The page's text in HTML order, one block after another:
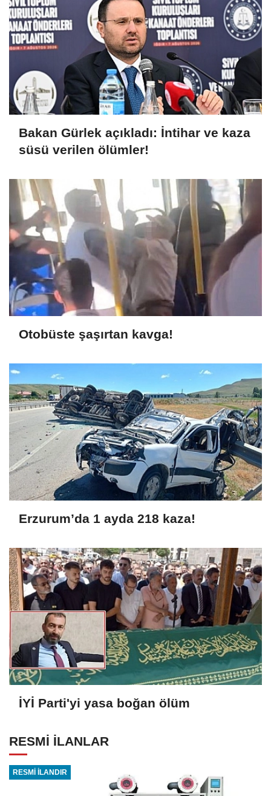
Bakan Gürlek açıkladı: İntihar ve kaza
süsü verilen ölümler!
Otobüste şaşırtan kavga!
Erzurum’da 1 ayda 218 kaza!
İYİ Parti'yi yasa boğan ölüm
RESMİ İLANLAR
RESMİ İLANDIR